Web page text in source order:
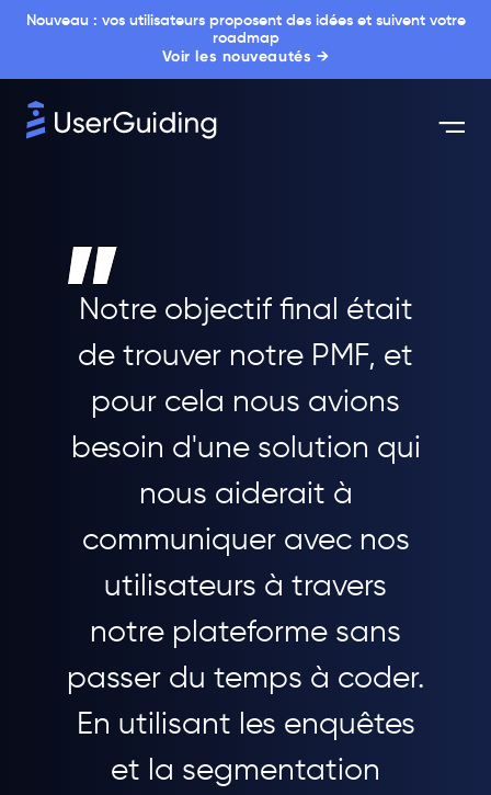
Nouveau : vos utilisateurs proposent des idées et suivent votre
roadmap
Voir les nouveautés →
Notre objectif final était
de trouver notre PMF, et
pour cela nous avions
besoin d'une solution qui
nous aiderait à
communiquer avec nos
utilisateurs à travers
notre plateforme sans
passer du temps à coder.
En utilisant les enquêtes
et la segmentation